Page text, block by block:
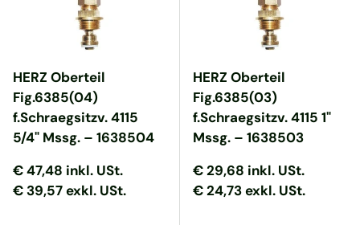
HERZ Oberteil
Fig.6385(04)
f.Schraegsitzv. 4115
5/4" Mssg. – 1638504
Normaler Preis
Normaler Preis
€ 47,48 inkl. USt.
€ 39,57 exkl. USt.
HERZ Oberteil
Fig.6385(03)
f.Schraegsitzv. 4115 1"
Mssg. – 1638503
Normaler Preis
Normaler Preis
€ 29,68 inkl. USt.
€ 24,73 exkl. USt.